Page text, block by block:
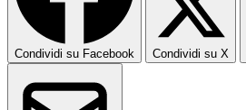
Condividi su Facebook Condividi su X